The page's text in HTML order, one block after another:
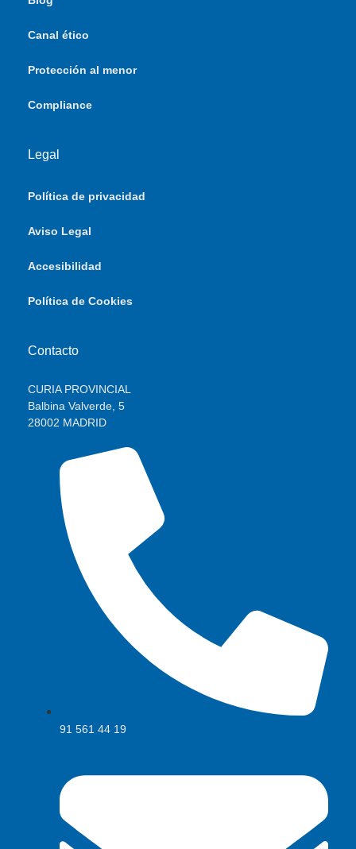
Canal ético
Protección al menor
Compliance
Legal
Política de privacidad
Aviso Legal
Accesibilidad
Política de Cookies
Contacto
CURIA PROVINCIAL
Balbina Valverde, 5
28002 MADRID
91 561 44 19